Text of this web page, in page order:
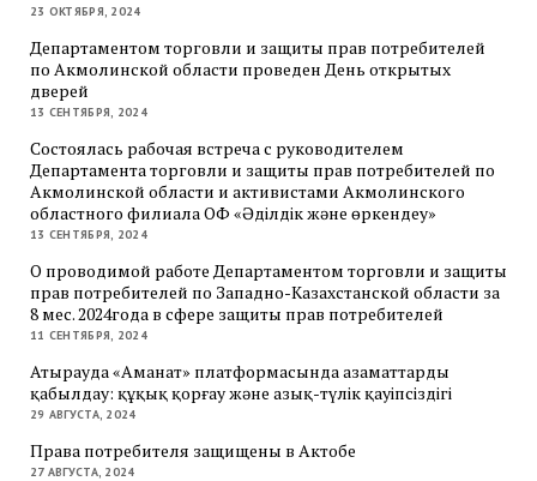
23 ОКТЯБРЯ, 2024
Департаментом торговли и защиты прав потребителей
по Акмолинской области проведен День открытых
дверей
13 СЕНТЯБРЯ, 2024
Состоялась рабочая встреча с руководителем
Департамента торговли и защиты прав потребителей по
Акмолинской области и активистами Акмолинского
областного филиала ОФ «Әділдік және өркендеу»
13 СЕНТЯБРЯ, 2024
О проводимой работе Департаментом торговли и защиты
прав потребителей по Западно-Казахстанской области за
8 мес. 2024года в сфере защиты прав потребителей
11 СЕНТЯБРЯ, 2024
Атырауда «Аманат» платформасында азаматтарды
қабылдау: құқық қорғау және азық-түлік қауіпсіздігі
29 АВГУСТА, 2024
Права потребителя защищены в Актобе
27 АВГУСТА, 2024